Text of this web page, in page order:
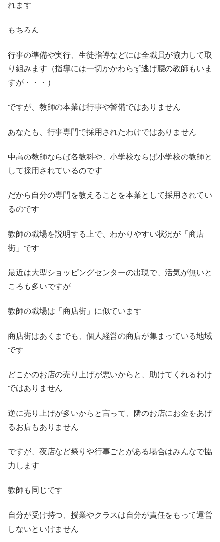
れます
もちろん
行事の準備や実行、生徒指導などには全職員が協力して取
り組みます（指導には一切かかわらず逃げ腰の教師もいま
すが・・・）
ですが、教師の本業は行事や警備ではありません
あなたも、行事専門で採用されたわけではありません
中高の教師ならば各教科や、小学校ならば小学校の教師と
して採用されているのです
だから自分の専門を教えることを本業として採用されてい
るのです
教師の職場を説明する上で、わかりやすい状況が「商店
街」です
最近は大型ショッピングセンターの出現で、活気が無いと
ころも多いですが
教師の職場は「商店街」に似ています
商店街はあくまでも、個人経営の商店が集まっている地域
です
どこかのお店の売り上げが悪いからと、助けてくれるわけ
ではありません
逆に売り上げが多いからと言って、隣のお店にお金をあげ
るお店もありません
ですが、夜店など祭りや行事ごとがある場合はみんなで協
力します
教師も同じです
自分が受け持つ、授業やクラスは自分が責任をもって運営
しないといけません